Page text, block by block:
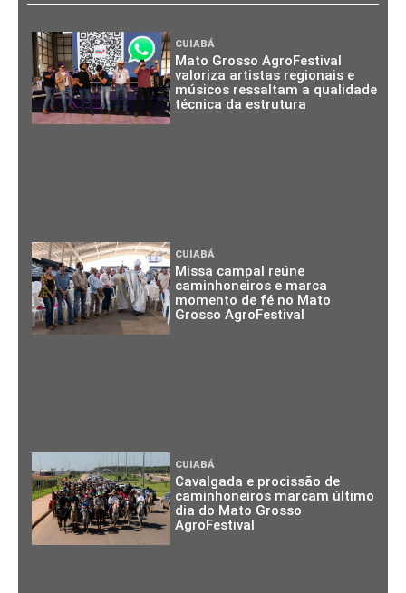
CUIABÁ
Mato Grosso AgroFestival
valoriza artistas regionais e
músicos ressaltam a qualidade
técnica da estrutura
CUIABÁ
Missa campal reúne
caminhoneiros e marca
momento de fé no Mato
Grosso AgroFestival
CUIABÁ
Cavalgada e procissão de
caminhoneiros marcam último
dia do Mato Grosso
AgroFestival